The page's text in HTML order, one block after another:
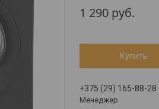
1 290 руб.
Купить
+375 (29) 165-88-28
Менеджер